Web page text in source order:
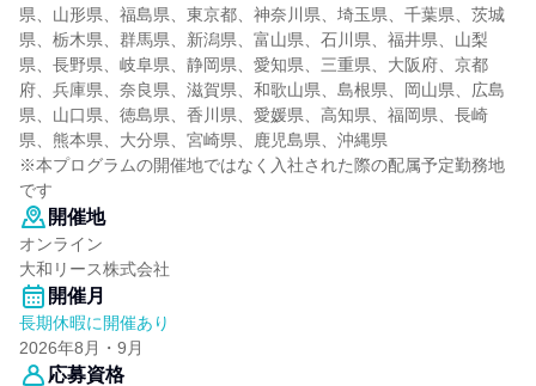
県、山形県、福島県、東京都、神奈川県、埼玉県、千葉県、茨城
県、栃木県、群馬県、新潟県、富山県、石川県、福井県、山梨
県、長野県、岐阜県、静岡県、愛知県、三重県、大阪府、京都
府、兵庫県、奈良県、滋賀県、和歌山県、島根県、岡山県、広島
県、山口県、徳島県、香川県、愛媛県、高知県、福岡県、長崎
県、熊本県、大分県、宮崎県、鹿児島県、沖縄県
※本プログラムの開催地ではなく入社された際の配属予定勤務地
です
開催地
オンライン
大和リース株式会社
開催月
長期休暇に開催あり
2026年8月・9月
応募資格